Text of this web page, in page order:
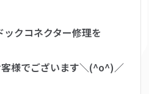
クコネクター修理を
様でございます＼(^o^)／